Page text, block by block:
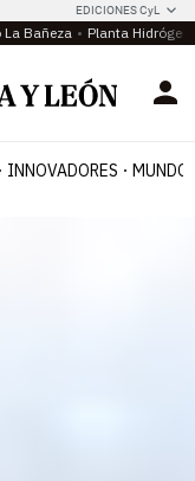
EDICIONES CyL
La Bañeza Planta
INNOVADORES MUNDO